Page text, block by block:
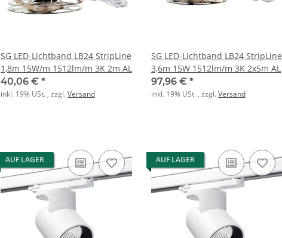
SG LED-Lichtband LB24 StripLine
1,8m 15W/m 1512lm/m 3K 2m AL
40,06 € *
inkl. 19% USt. , zzgl.Versand
SG LED-Lichtband LB24 StripLine
3,6m 15W 1512lm/m 3K 2x5m AL
97,96 € *
inkl. 19% USt. , zzgl.Versand
AUF LAGER AUF LAGER